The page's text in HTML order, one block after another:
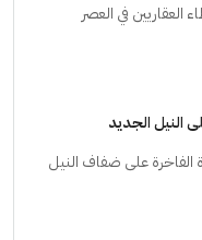
العقاريين في العصر
النيل الجديد
الفاخرة على ضفاف النيل